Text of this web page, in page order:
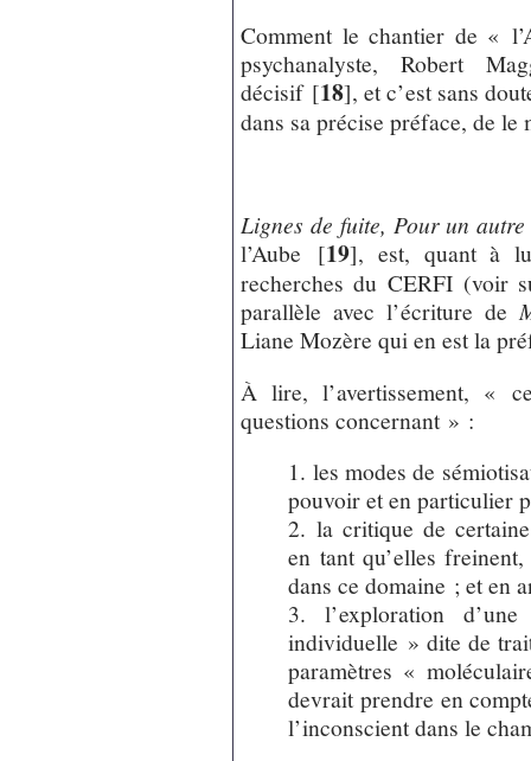
Comment le chantier de «
psychanalyste, Robert
décisif[18], et c’est sans
dans sa précise préface, de le
Lignes de fuite, Pour un
l’Aube [19], est, quant à
recherches du CERFI (voir
parallèle avec l’écriture de
Liane Mozère qui en est la
À lire, l’avertissement, «
questions concernant » :
1. les modes de
pouvoir et en particulier
2. la critique de
en tant qu’elles
dans ce domaine ; et en
3. l’exploration
individuelle » dite de
paramètres «
devrait prendre en
l’inconscient dans le